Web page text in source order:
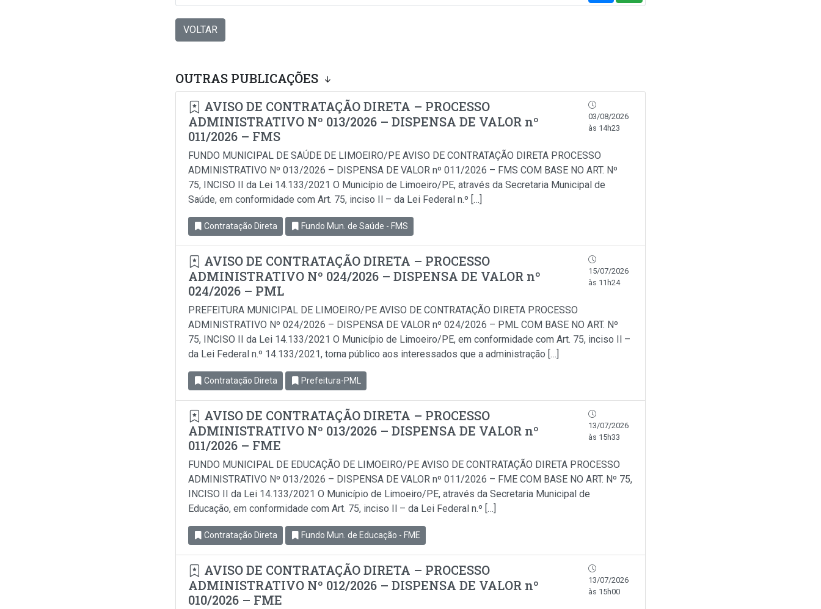
VOLTAR
OUTRAS PUBLICAÇÕES
AVISO DE CONTRATAÇÃO DIRETA – PROCESSO
ADMINISTRATIVO Nº 013/2026 – DISPENSA DE VALOR nº
011/2026 – FMS
03/08/2026
às 14h23
FUNDO MUNICIPAL DE SAÚDE DE LIMOEIRO/PE AVISO DE CONTRATAÇÃO DIRETA PROCESSO
ADMINISTRATIVO Nº 013/2026 – DISPENSA DE VALOR nº 011/2026 – FMS COM BASE NO ART. Nº
75, INCISO II da Lei 14.133/2021 O Município de Limoeiro/PE, através da Secretaria Municipal de
Saúde, em conformidade com Art. 75, inciso Il – da Lei Federal n.º […]
Contratação Direta Fundo Mun. de Saúde - FMS
AVISO DE CONTRATAÇÃO DIRETA – PROCESSO
ADMINISTRATIVO Nº 024/2026 – DISPENSA DE VALOR nº
024/2026 – PML
15/07/2026
às 11h24
PREFEITURA MUNICIPAL DE LIMOEIRO/PE AVISO DE CONTRATAÇÃO DIRETA PROCESSO
ADMINISTRATIVO Nº 024/2026 – DISPENSA DE VALOR nº 024/2026 – PML COM BASE NO ART. Nº
75, INCISO II da Lei 14.133/2021 O Município de Limoeiro/PE, em conformidade com Art. 75, inciso Il –
da Lei Federal n.º 14.133/2021, torna público aos interessados que a administração […]
Contratação Direta Prefeitura-PML
AVISO DE CONTRATAÇÃO DIRETA – PROCESSO
ADMINISTRATIVO Nº 013/2026 – DISPENSA DE VALOR nº
011/2026 – FME
13/07/2026
às 15h33
FUNDO MUNICIPAL DE EDUCAÇÃO DE LIMOEIRO/PE AVISO DE CONTRATAÇÃO DIRETA PROCESSO
ADMINISTRATIVO Nº 013/2026 – DISPENSA DE VALOR nº 011/2026 – FME COM BASE NO ART. Nº 75,
INCISO II da Lei 14.133/2021 O Município de Limoeiro/PE, através da Secretaria Municipal de
Educação, em conformidade com Art. 75, inciso Il – da Lei Federal n.º […]
Contratação Direta Fundo Mun. de Educação - FME
AVISO DE CONTRATAÇÃO DIRETA – PROCESSO
ADMINISTRATIVO Nº 012/2026 – DISPENSA DE VALOR nº
010/2026 – FME
13/07/2026
às 15h00